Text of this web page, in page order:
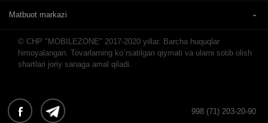
Matbuot markazi
© CHP "MOBILEZONE" 2017-2020 yillar. Barcha huquqlar
himoyalangan. Tovarlarning ko`rsatilgan qiymati va ularni sotib olish
shartlari joriy sanaga amal qiladi.
998 (71) 203-20-90